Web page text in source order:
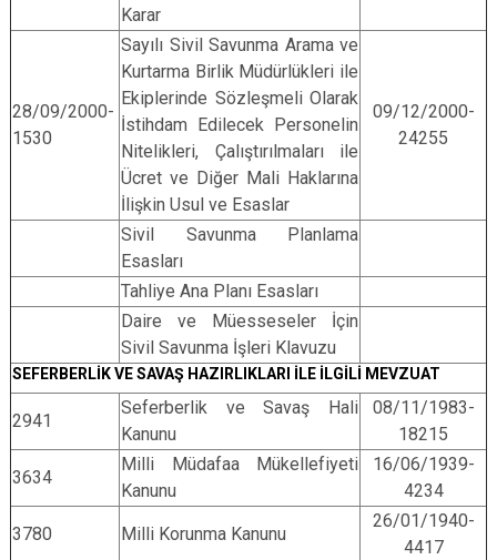
Karar
28/09/2000-
1530
Sayılı Sivil Savunma Arama ve
Kurtarma Birlik Müdürlükleri ile
Ekiplerinde Sözleşmeli Olarak
İstihdam Edilecek Personelin
Nitelikleri, Çalıştırılmaları ile
Ücret ve Diğer Mali Haklarına
İlişkin Usul ve Esaslar
09/12/2000-
24255
Sivil Savunma Planlama
Esasları
Tahliye Ana Planı Esasları
Daire ve Müesseseler İçin
Sivil Savunma İşleri Klavuzu
SEFERBERLİK VE SAVAŞ HAZIRLIKLARI İLE İLGİLİ MEVZUAT
2941
Seferberlik ve Savaş Hali
Kanunu
08/11/1983-
18215
3634
Milli Müdafaa Mükellefiyeti
Kanunu
16/06/1939-
4234
3780 Milli Korunma Kanunu
26/01/1940-
4417